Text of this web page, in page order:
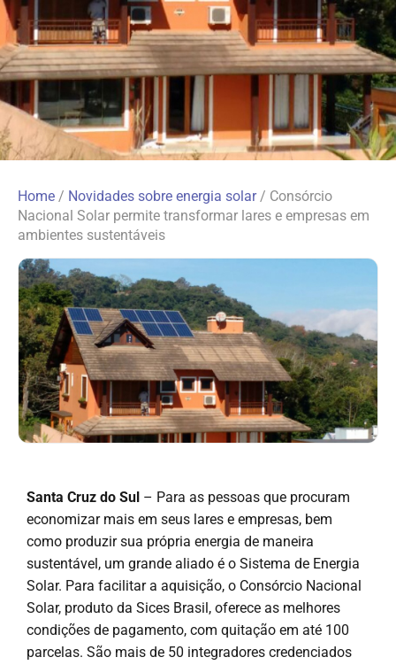
Home / Novidades sobre energia solar/ Consórcio
Nacional Solar permite transformar lares e empresas em
ambientes sustentáveis
Santa Cruz do Sul – Para as pessoas que procuram
economizar mais em seus lares e empresas, bem
como produzir sua própria energia de maneira
sustentável, um grande aliado é o Sistema de Energia
Solar. Para facilitar a aquisição, o Consórcio Nacional
Solar, produto da Sices Brasil, oferece as melhores
condições de pagamento, com quitação em até 100
parcelas. São mais de 50 integradores credenciados